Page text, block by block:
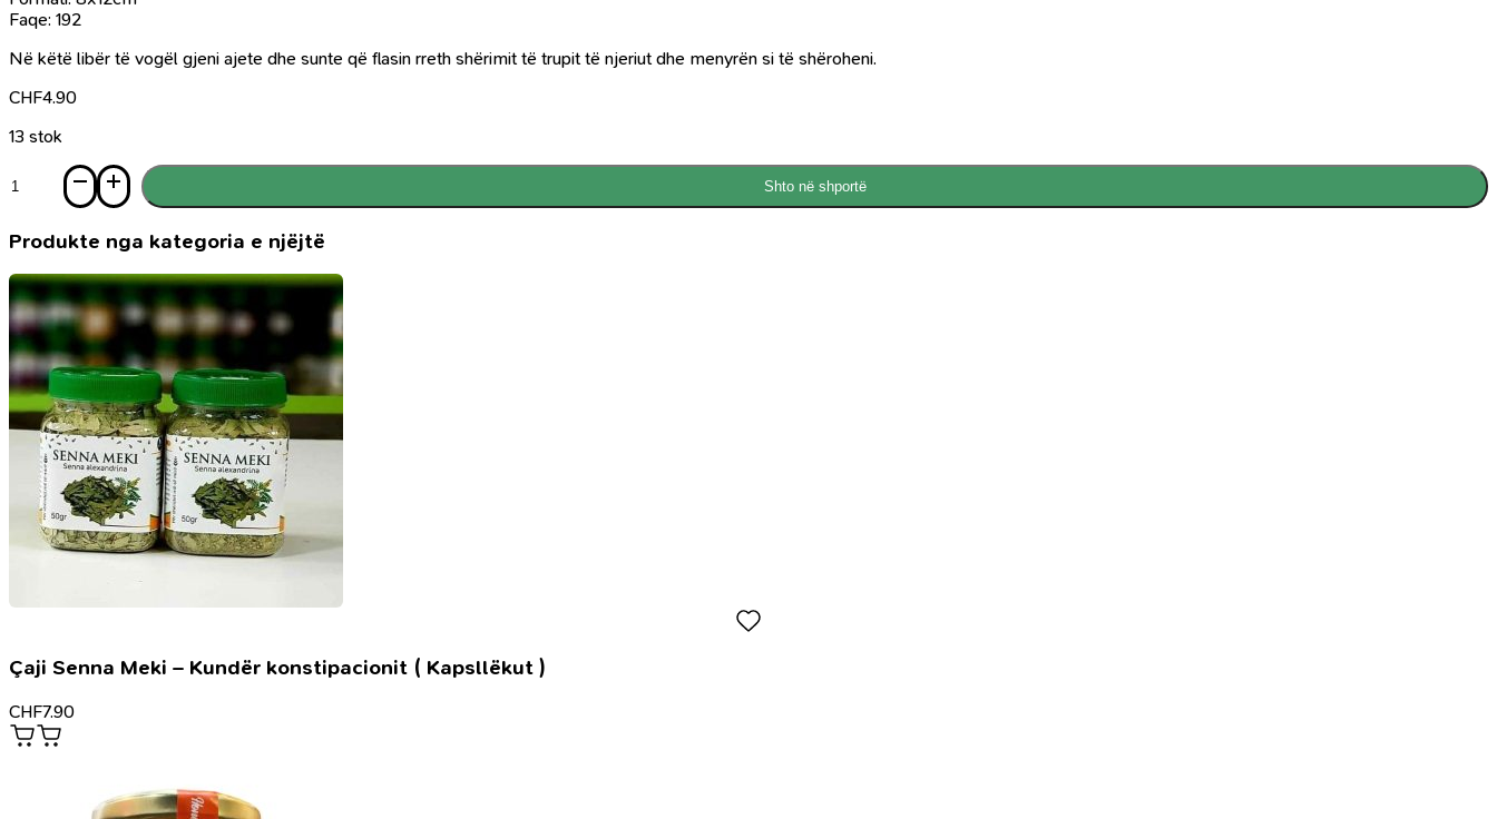
Faqe: 192
Në këtë libër të vogël gjeni ajete dhe sunte që flasin rreth shërimit të trupit të njeriut dhe menyrën si të shëroheni.
CHF4.90
13 stok
Shërimi
të
me
Kur'an
dhe
Sunet
Shto në shportë
Produkte nga kategoria e njëjtë
Çaji Senna Meki – Kundër konstipacionit ( Kapsllëkut )
CHF7.90